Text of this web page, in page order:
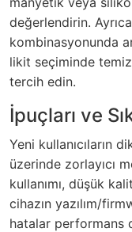
değerlendirin. Ayrıca
kombinasyonunda
likit seçiminde
tercih edin.
İpuçları ve
Yeni kullanıcıların
üzerinde zorlayıcı
kullanımı, düşük
cihazın yazılım/
hatalar performans